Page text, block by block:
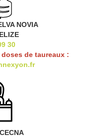
NOVIA
30
de taureaux :